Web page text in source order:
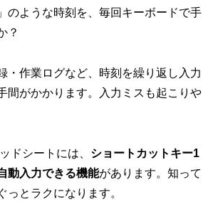
のような時刻を、毎回キーボードで手
？
・作業ログなど、時刻を繰り返し入力
間がかかります。入力ミスも起こりや
ドシートには、 ショートカットキー1
動入力できる機能があります。知って
っとラクになります。